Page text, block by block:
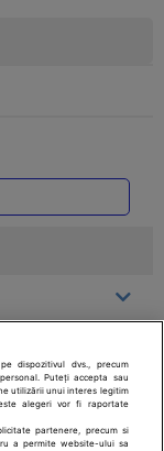
dispozitivul dvs., precum
Puteți accepta sau
utilizării unui interes legitim
alegeri vor fi raportate
partenere, precum si
a permite website-ului sa